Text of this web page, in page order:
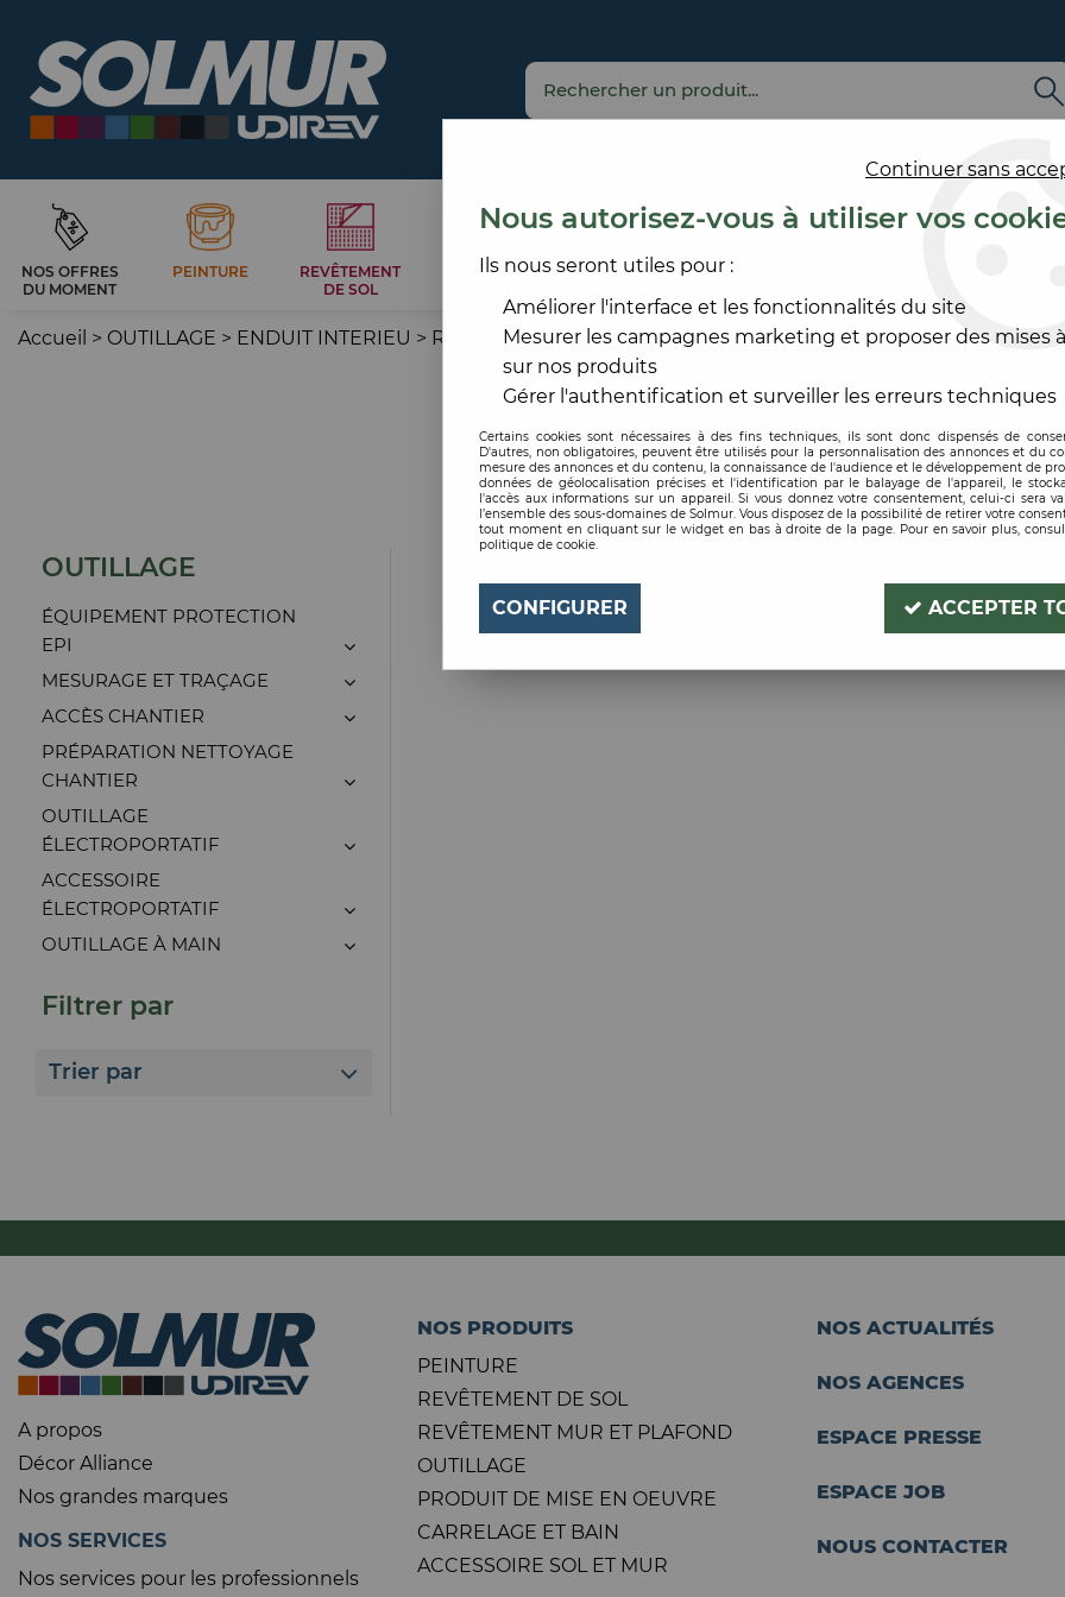
NOS OFFRES
DU MOMENT
PEINTURE
REVÊTEMENT
DE SOL
CARRELAGE
REVÊTEMENT
OUTILLAGE
Accueil > OUTILLAGE > ENDUIT INTERIEU > REBOUCHEUR
REBOUCHEUR
OUTILLAGE
ÉQUIPEMENT PROTECTION
EPI
MESURAGE ET TRAÇAGE
ACCÈS CHANTIER
PRÉPARATION NETTOYAGE
CHANTIER
OUTILLAGE
ÉLECTROPORTATIF
ACCESSOIRE
ÉLECTROPORTATIF
OUTILLAGE À MAIN
Filtrer par
Trier par
A propos
Décor Alliance
Nos grandes marques
NOS SERVICES
Nos services pour les professionnels
NOS PRODUITS
PEINTURE
REVÊTEMENT DE SOL
REVÊTEMENT MUR ET PLAFOND
OUTILLAGE
PRODUIT DE MISE EN OEUVRE
CARRELAGE ET BAIN
ACCESSOIRE SOL ET MUR
NOS ACTUALITÉS
NOS AGENCES
ESPACE PRESSE
ESPACE JOB
NOUS CONTACTER
Continuer sans
Nous autorisez-vous à utiliser vos
Ils nous seront utiles pour :
Améliorer l'interface et les fonctionnalités du site
Mesurer les campagnes marketing et proposer des mises
sur nos produits
Gérer l'authentification et surveiller les erreurs techniques
Certains cookies sont nécessaires à des fins techniques, ils sont donc dispensés de
D'autres, non obligatoires, peuvent être utilisés pour la personnalisation des annonces et du
mesure des annonces et du contenu, la connaissance de l'audience et le développement de
données de géolocalisation précises et l'identification par le balayage de l'appareil, le
l'accès aux informations sur un appareil. Si vous donnez votre consentement, celui-ci sera
l’ensemble des sous-domaines de Solmur. Vous disposez de la possibilité de retirer votre
tout moment en cliquant sur le widget en bas à droite de la page. Pour en savoir plus,
politique de cookie.
CONFIGURER ACCEPTER